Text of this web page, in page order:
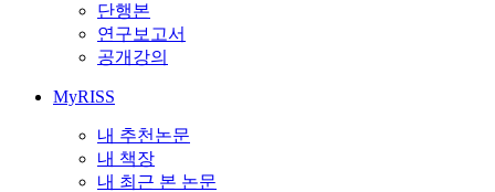
단행본
연구보고서
공개강의
MyRISS
내 추천논문
내 책장
내 최근 본 논문